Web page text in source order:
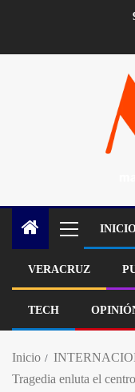
VERACRUZ
TECH
Inicio
Tragedia enluta el